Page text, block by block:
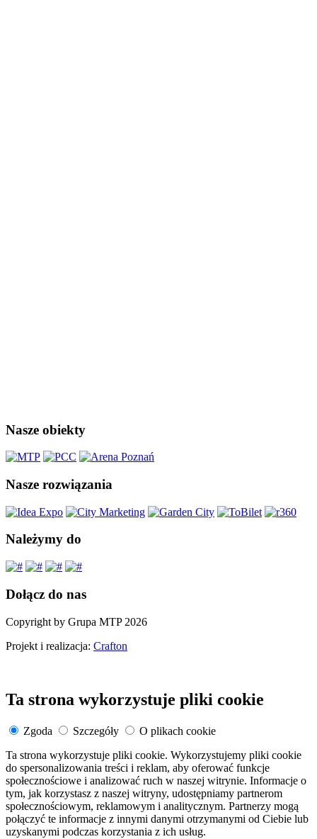
Nasze obiekty
Nasze rozwiązania
Należymy do
Dołącz do nas
Copyright by Grupa MTP 2026
Projekt i realizacja: Crafton
Ta strona wykorzystuje pliki cookie
Zgoda Szczegóły
O plikach cookie
Ta strona wykorzystuje pliki cookie. Wykorzystujemy pliki cookie
do spersonalizowania treści i reklam, aby oferować funkcje
społecznościowe i analizować ruch w naszej witrynie. Informacje o
tym, jak korzystasz z naszej witryny, udostępniamy partnerom
społecznościowym, reklamowym i analitycznym. Partnerzy mogą
połączyć te informacje z innymi danymi otrzymanymi od Ciebie lub
uzyskanymi podczas korzystania z ich usług.